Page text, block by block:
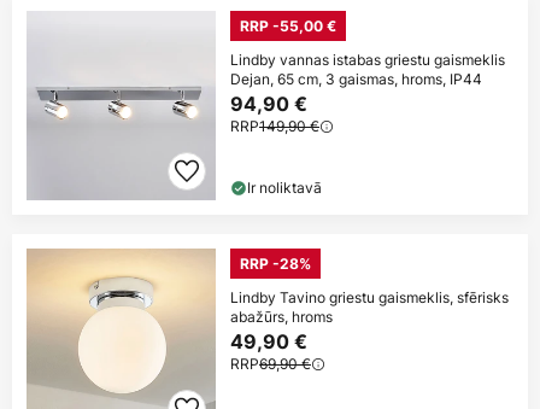
RRP -55,00 €
Lindby vannas istabas griestu gaismeklis
Dejan, 65 cm, 3 gaismas, hroms, IP44
94,90 €
RRP149,90 €
Ir noliktavā
RRP -28%
Lindby Tavino griestu gaismeklis, sfērisks
abažūrs, hroms
49,90 €
RRP69,90 €